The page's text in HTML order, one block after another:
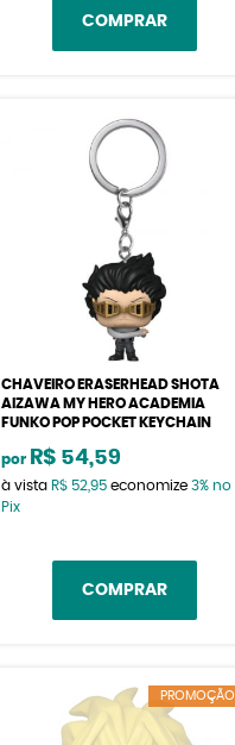
COMPRAR
CHAVEIRO ERASERHEAD SHOTA
AIZAWA MY HERO ACADEMIA
FUNKO POP POCKET KEYCHAIN
por R$ 54,59
à vista R$ 52,95 economize3% no
Pix
COMPRAR
PROMOÇÃO